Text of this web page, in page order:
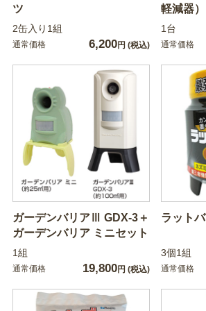
ツ
2缶入り1組
通常価格 6,200円 (税込)
軽減器）
1台
通常価格
ガーデンバリアⅢ GDX-3＋
ガーデンバリア ミニセット
1組
通常価格 19,800円 (税込)
ラット
3個1組
通常価格